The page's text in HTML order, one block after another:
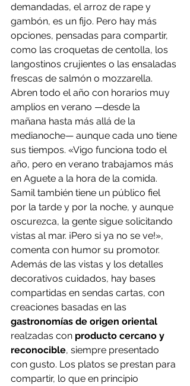
demandadas, el arroz de rape y
gambón, es un fijo. Pero hay más
opciones, pensadas para compartir,
como las croquetas de centolla, los
langostinos crujientes o las ensaladas
frescas de salmón o mozzarella.
Abren todo el año con horarios muy
amplios en verano —desde la
mañana hasta más allá de la
medianoche— aunque cada uno tiene
sus tiempos. «Vigo funciona todo el
año, pero en verano trabajamos más
en Aguete a la hora de la comida.
Samil también tiene un público fiel
por la tarde y por la noche, y aunque
oscurezca, la gente sigue solicitando
vistas al mar. ¡Pero si ya no se ve!»,
comenta con humor su promotor.
Además de las vistas y los detalles
decorativos cuidados, hay bases
compartidas en sendas cartas, con
creaciones basadas en las
gastronomías de origen oriental
realzadas con producto cercano y
reconocible, siempre presentado
con gusto. Los platos se prestan para
compartir, lo que en principio